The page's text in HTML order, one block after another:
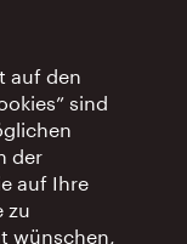
auf den
sind
der
auf Ihre
zu
wünschen,